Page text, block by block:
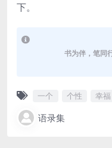
下。
书为伴，笔同
一个 个性 幸福
语录集